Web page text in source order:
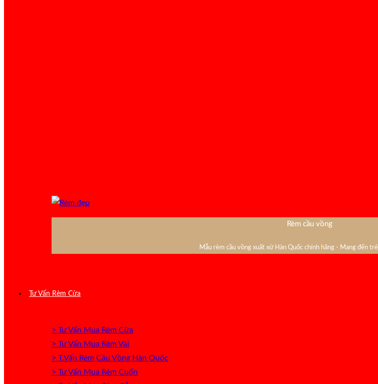
Rèm cầu vồng
Mẫu rèm cầu vồng xuất xứ Hàn Quốc chính hãng - Mang đến
Tư Vấn Rèm Cửa
> Tư Vấn Mua Rèm Cửa
> Tư Vấn Mua Rèm Vải
> T.Vấn Rèm Cầu Vồng Hàn Quốc
> Tư Vấn Mua Rèm Cuốn